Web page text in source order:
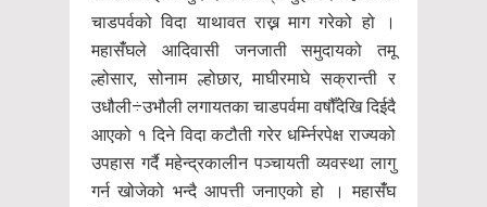
चाडपर्वको विदा याथावत राख्न माग गरेको हो ।
महासंँघले आदिवासी जनजाती समुदायको तमू
ल्होसार, सोनाम ल्होछार, माघीरमाघे सक्रान्ती र
उधौली÷उभौली लगायतका चाडपर्वमा वषौँदेखि दिईदै
आएको १ दिने विदा कटौती गरेर धर्म्निरपेक्ष राज्यको
उपहास गर्दै महेन्द्रकालीन पञ्चायती व्यवस्था लागु
गर्न खोजेको भन्दै आपत्ती जनाएको हो । महासंँघ